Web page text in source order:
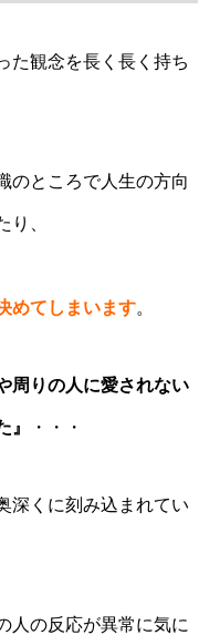
た観念を長く長く持ち
のところで人生の方向
り、
めてしまいます。
周りの人に愛されない
』 ・・・
深くに刻み込まれてい
人の反応が異常に気に